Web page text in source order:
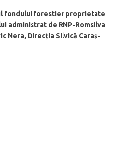
fondului forestier proprietate
administrat de RNP-Romsilva
Nera, Direcția Silvică Caraș-